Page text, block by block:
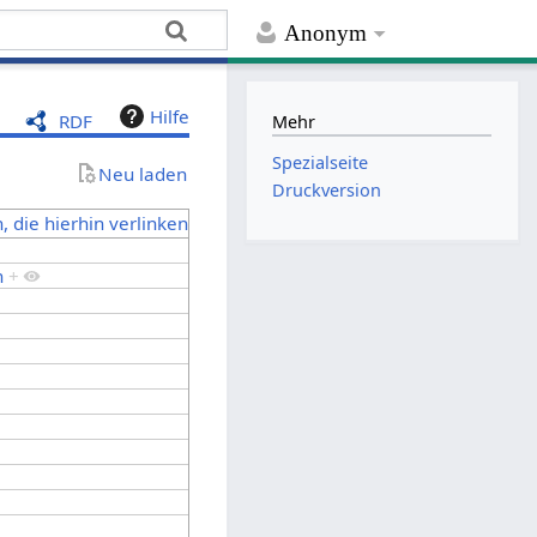
Anonym
RDF Hilfe
Neu laden
die hierhin verlinken
+
Mehr
Spezialseite
Druckversion